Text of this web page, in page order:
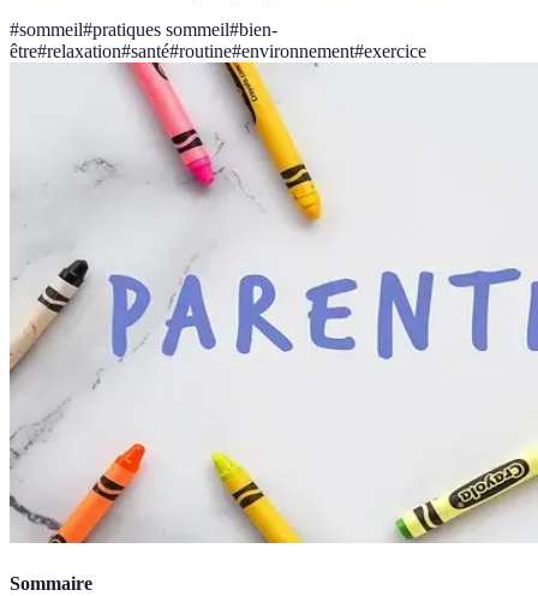
#sommeil#pratiques sommeil#bien-
être#relaxation#santé#routine#environnement#exercice
Sommaire